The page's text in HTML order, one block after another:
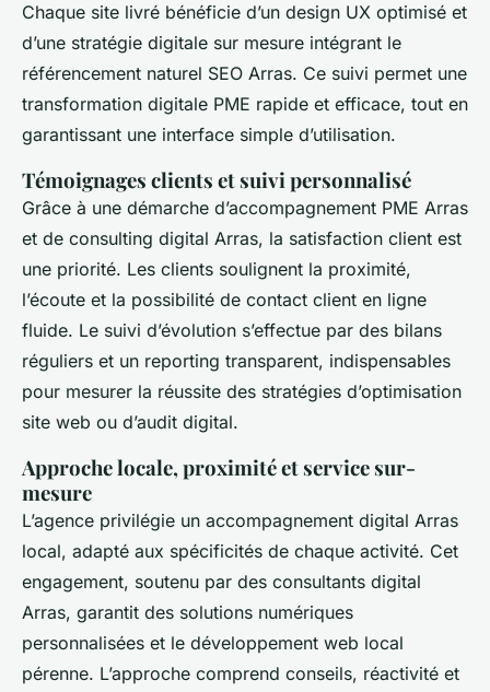
Chaque site livré bénéficie d’un design UX optimisé et
d’une stratégie digitale sur mesure intégrant le
référencement naturel SEO Arras. Ce suivi permet une
transformation digitale PME rapide et efficace, tout en
garantissant une interface simple d’utilisation.
Témoignages clients et suivi personnalisé
Grâce à une démarche d’accompagnement PME Arras
et de consulting digital Arras, la satisfaction client est
une priorité. Les clients soulignent la proximité,
l’écoute et la possibilité de contact client en ligne
fluide. Le suivi d’évolution s’effectue par des bilans
réguliers et un reporting transparent, indispensables
pour mesurer la réussite des stratégies d’optimisation
site web ou d’audit digital.
Approche locale, proximité et service sur-
mesure
L’agence privilégie un accompagnement digital Arras
local, adapté aux spécificités de chaque activité. Cet
engagement, soutenu par des consultants digital
Arras, garantit des solutions numériques
personnalisées et le développement web local
pérenne. L’approche comprend conseils, réactivité et